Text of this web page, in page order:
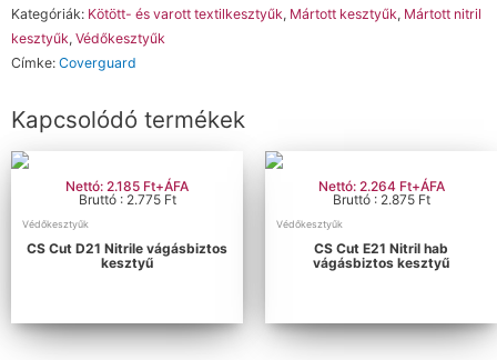
Kategóriák: Kötött- és varott textilkesztyűk, Mártott kesztyűk, Mártott nitril
kesztyűk, Védőkesztyűk
Címke: Coverguard
Kapcsolódó termékek
Nettó: 2.185 Ft+ÁFA
Bruttó : 2.775 Ft
Védőkesztyűk
CS Cut D21 Nitrile vágásbiztos
kesztyű
Nettó: 2.264 Ft+ÁFA
Bruttó : 2.875 Ft
Védőkesztyűk
CS Cut E21 Nitril hab
vágásbiztos kesztyű